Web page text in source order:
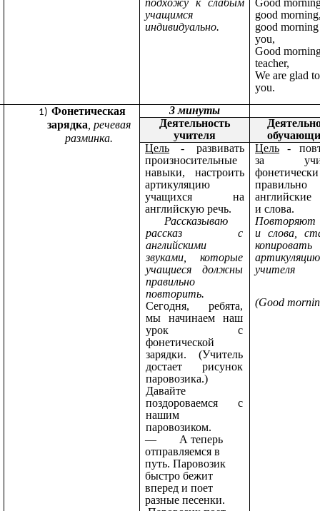
учащимся
индивидуально.
good
good
you,
Good
teacher,
We are glad
you.
Фонетическая
зарядка , речевая
разминка.
3 минуты
Деятельность
учителя
Цель - развивать
произносительные
навыки, настроить
артикуляцию
учащихся на
английскую речь.
Рассказываю
рассказ с
английскими
звуками, которые
учащиеся должны
правильно
повторить.
Сегодня, ребята,
мы начинаем наш
урок с
фонетической
зарядки. (Учитель
достает рисунок
паровозика.)
Давайте
поздороваемся с
нашим
паровозиком.
— А теперь
отправляемся в
путь. Паровозик
быстро бежит
вперед и поет
разные песенки.
Цель -
за
фонетически
правильно
английские
и слова.
Повторяют
и слова,
копировать
артикуляцию
учителя
(Good